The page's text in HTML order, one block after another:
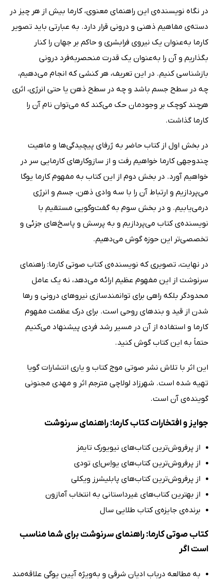
در نگاه نویسنده‌ی این راهنمای معنوی، کارما بیش از هر چیز در
دسته‌ی مفاهیم ذهنی و درونی قرار دارد. به عبارتی باید تصویر
کارما به‌عنوان یک نیروی فرابشری و حاکم بر جهان را کنار
بگذاریم و آن را به‌عنوان یک قدرت منحصر‌به‌فرد درونی
بازشناسی کنیم. در این تعریف، هر کنشی که انجام می‌دهیم،
چه در سطح جسم باشد و چه در سطح ذهن یا حتی انرژی، اثری
هرچند کوچک بر وجودمان حک می‌کند که می‌توان نام آن را
کارما گذاشت.
در بخش اول از کتاب حاضر به ژرفای پیچیدگی‌ها و ماهیت
چندوجهی کارما خواهیم رفت و از سازوکارهای کارمایی سر در
خواهیم آورد. در بخش دوم از این کتاب به مفهوم کارما یوگا
می‌پردازیم و ارتباط آن را با سه وادی ذهن، جسم و انرژی
درمی‌یابیم. و در بخش سوم به گفت‌وگویی مستقیم با
نویسنده‌ی کتاب می‌پردازیم و به پرسش و پاسخ‌های جزئی و
تخصصی‌تر این حوزه گوش می‌دهیم.
در نهایت، تصویری که نویسنده‌ی کتاب صوتی کارما: راهنمای
سرنوشت از این مفهوم عظیم ارائه می‌دهد، نه یک عامل
محدودگر بلکه راهی برای توانمندسازی نیروهای درونی و رها
شدن از قید و بندهای روحی است. برای درک عظمت مفهوم
کارما و استفاده از آن در مسیر رشد فردی پیشنهاد می‌کنیم
حتماً به این کتاب گوش کنید.
این اثر با تلاش نشر صوتی موج کتاب و یاری انتشارات گویا
تهیه شده است. شهرزاد لولاچی مترجم اثر و مهدی مجنونی
گوینده‌ی آن است.
جوایز و افتخارات کتاب کارما: راهنمای سرنوشت
از پرفروش‌ترین کتاب‌های نیویورک تایمز
از پرفروش‌ترین کتاب‌های یواِس‌اِی تودی
از پرفروش‌ترین کتاب‌های پابلیشرز ویکلی
از بهترین کتاب‌های غیرداستانی به انتخاب آمازون
برنده‌ی جایزه‌ی کتاب طلایی سال
کتاب صوتی کارما: راهنمای سرنوشت برای شما مناسب
است اگر
به مطالعه درباب ادیان شرقی و به‌ویژه آیین یوگی علاقه‌مند